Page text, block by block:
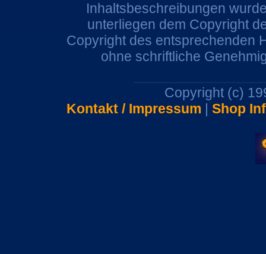
Inhaltsbeschreibungen
unterliegen dem Copyright
Copyright des entsprechenden
ohne schriftliche
Copyright (c)
Kontakt / Impressum | Shop